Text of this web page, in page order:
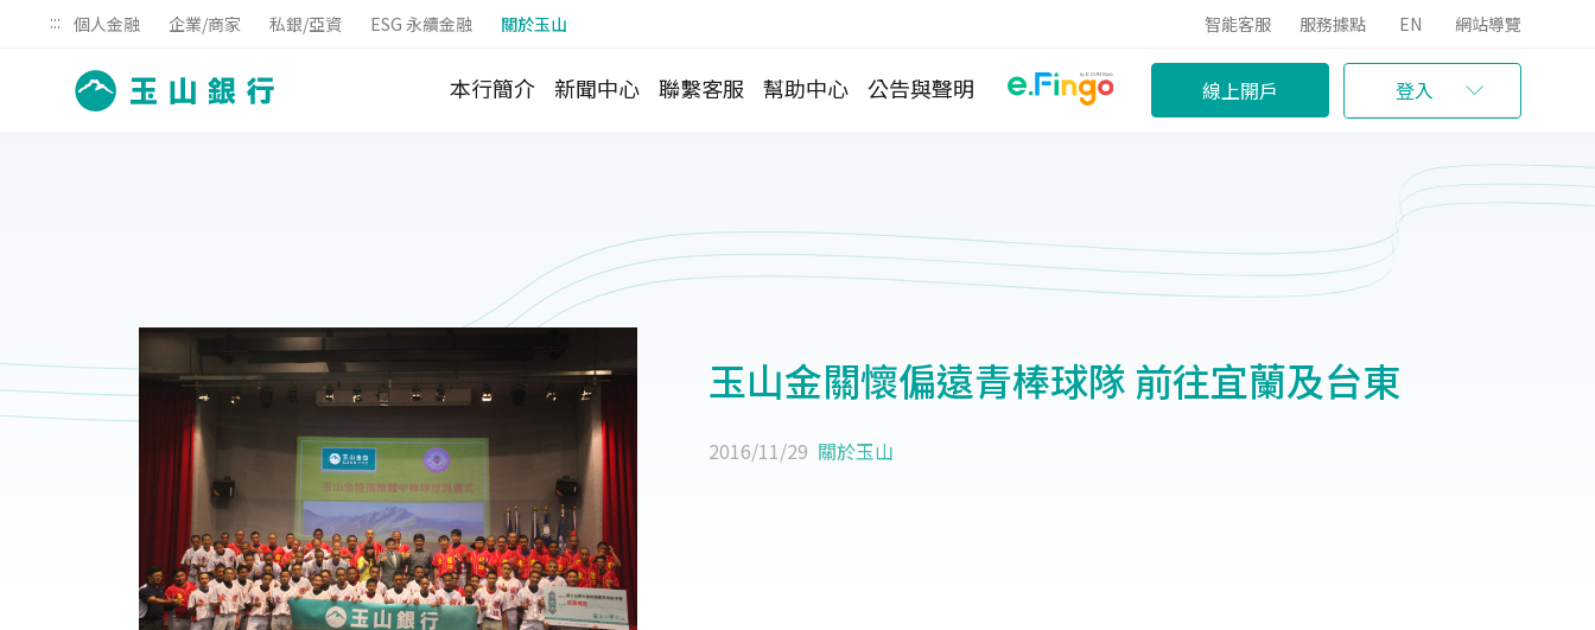
::: 個人金融 企業/商家 私銀/亞資 ESG 永續金融 關於玉山 智能客服 服務據點 EN 網站導覽
本行簡介 新聞中心 聯繫客服 幫助中心 公告與聲明 線上開戶 登入
玉山金關懷偏遠青棒球隊 前往宜蘭及台東
2016/11/29 關於玉山